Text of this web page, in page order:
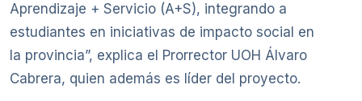
Aprendizaje + Servicio (A+S), integrando a
estudiantes en iniciativas de impacto social en
la provincia”, explica el Prorrector UOH Álvaro
Cabrera, quien además es líder del proyecto.